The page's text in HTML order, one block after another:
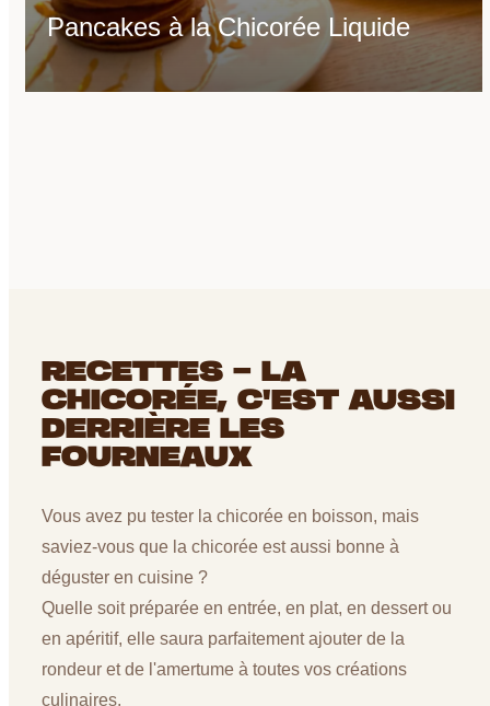
Pancakes à la Chicorée Liquide
RECETTES - LA
CHICORÉE, C'EST AUSSI
DERRIÈRE LES
FOURNEAUX
Vous avez pu tester la chicorée en boisson, mais
saviez-vous que la chicorée est aussi bonne à
déguster en cuisine ?
Quelle soit préparée en entrée, en plat, en dessert ou
en apéritif, elle saura parfaitement ajouter de la
rondeur et de l'amertume à toutes vos créations
culinaires.
RECEVEZ LA FICHE
PRODUIT PAR E-MAIL
EMAIL*